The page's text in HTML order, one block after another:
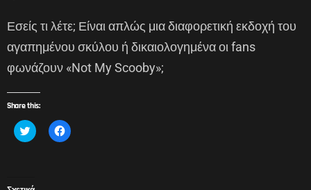
Εσείς τι λέτε; Είναι απλώς μια διαφορετική εκδοχή του
αγαπημένου σκύλου ή δικαιολογημένα οι fans
φωνάζουν «Not My Scooby»;
Share this:
Κ
λ
α
Π
α